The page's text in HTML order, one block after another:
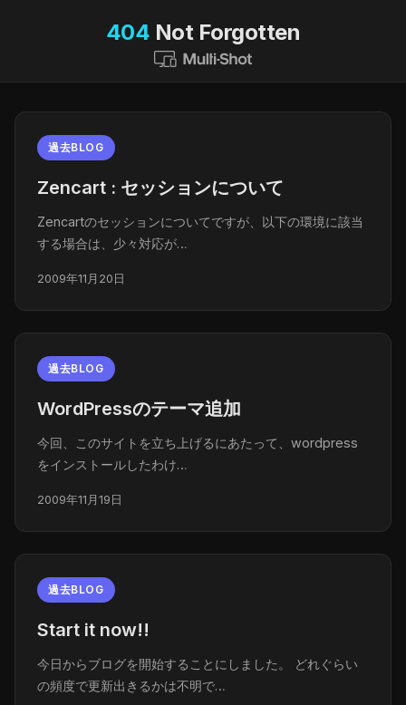
404 Not Forgotten
過去BLOG
Zencart : セッションについて
Zencartのセッションについてですが、以下の環境に該当
する場合は、少々対応が…
2009年11月20日
過去BLOG
WordPressのテーマ追加
今回、このサイトを立ち上げるにあたって、wordpress
をインストールしたわけ…
2009年11月19日
過去BLOG
Start it now!!
今日からブログを開始することにしました。 どれぐらい
の頻度で更新出きるかは不明で…